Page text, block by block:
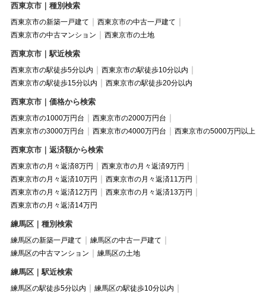
西東京市｜種別検索
西東京市の新築一戸建て
西東京市の中古一戸建て
西東京市の中古マンション
西東京市の土地
西東京市｜駅近検索
西東京市の駅徒歩5分以内
西東京市の駅徒歩10分以内
西東京市の駅徒歩15分以内
西東京市の駅徒歩20分以内
西東京市｜価格から検索
西東京市の1000万円台
西東京市の2000万円台
西東京市の3000万円台
西東京市の4000万円台 西東京市の5000万円以上
西東京市｜返済額から検索
西東京市の月々返済8万円
西東京市の月々返済9万円
西東京市の月々返済10万円
西東京市の月々返済11万円
西東京市の月々返済12万円
西東京市の月々返済13万円
西東京市の月々返済14万円
練馬区｜種別検索
練馬区の新築一戸建て
練馬区の中古一戸建て
練馬区の中古マンション
練馬区の土地
練馬区｜駅近検索
練馬区の駅徒歩5分以内
練馬区の駅徒歩10分以内